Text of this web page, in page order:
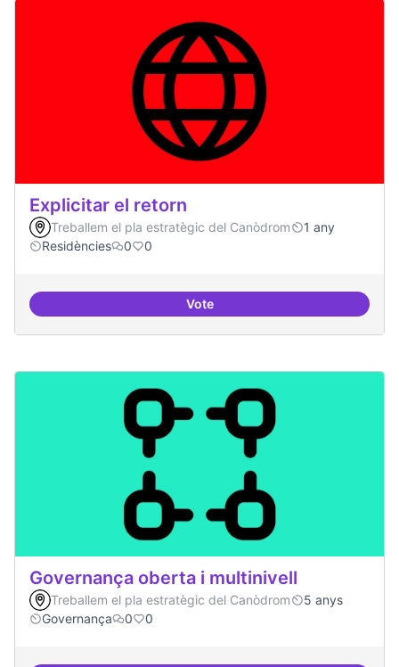
Explicitar el retorn
Treballem el pla estratègic del Canòdrom
1 any
Residències
0 0
VoteExplicitar el retorn
Governança oberta i multinivell
Treballem el pla estratègic del Canòdrom
5 anys
Governança
0 0